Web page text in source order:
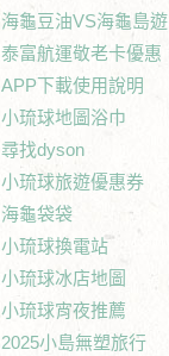
海龜豆油VS海龜島遊
泰富航運敬老卡優惠
APP下載使用說明
小琉球地圖浴巾
尋找dyson
小琉球旅遊優惠券
海龜袋袋
小琉球換電站
小琉球冰店地圖
小琉球宵夜推薦
2025小島無塑旅行